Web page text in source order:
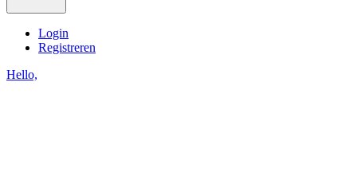
Login
Registreren
Hello,